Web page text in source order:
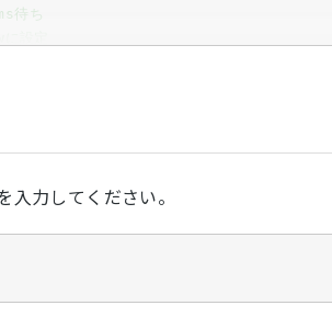
待ち
力してください。